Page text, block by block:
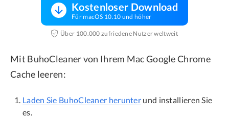
Kostenloser Download
Für macOS 10.10 und höher
Über 100.000 zufriedene Nutzer weltweit
Mit BuhoCleaner von Ihrem Mac Google Chrome
Cache leeren:
Laden Sie BuhoCleaner herunter und installieren Sie
es.